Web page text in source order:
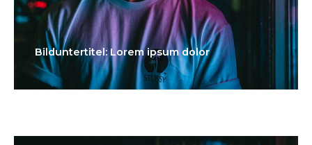
Bilduntertitel: Lorem ipsum dolor